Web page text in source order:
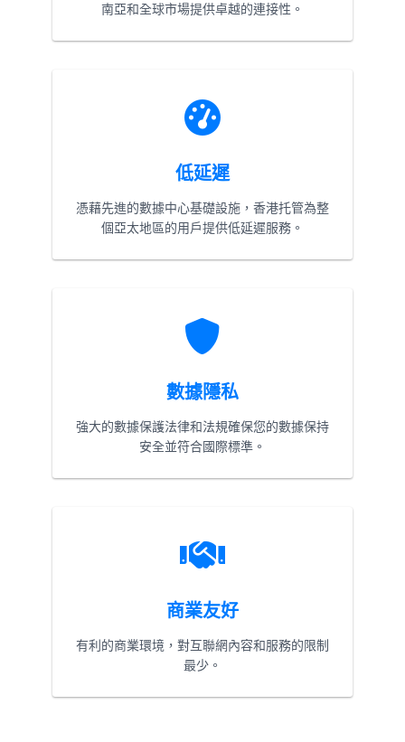
南亞和全球市場提供卓越的連接性。
低延遲
憑藉先進的數據中心基礎設施，香港托管為整
個亞太地區的用戶提供低延遲服務。
數據隱私
強大的數據保護法律和法規確保您的數據保持
安全並符合國際標準。
商業友好
有利的商業環境，對互聯網內容和服務的限制
最少。